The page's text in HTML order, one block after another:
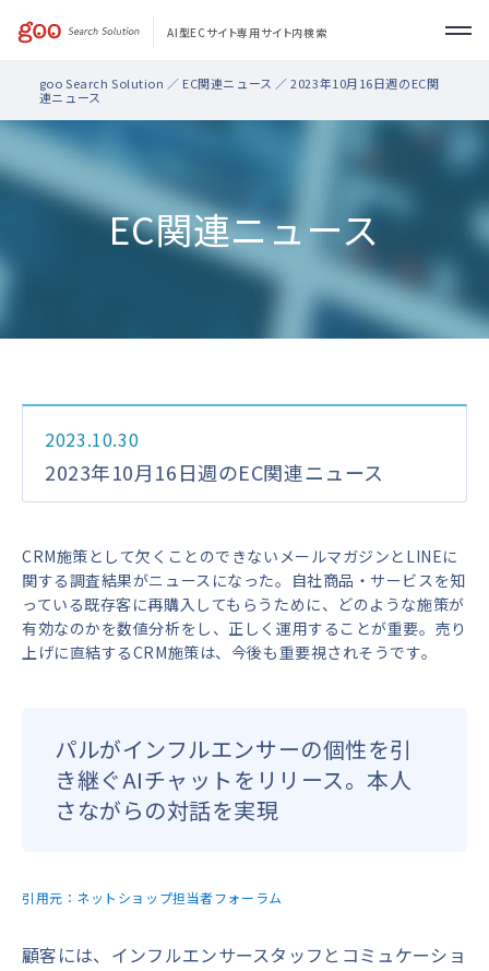
AI型ECサイト専用サイト内検索
製品・機能
サポート
お問い合わせ
goo Search Solution ／ EC関連ニュース ／ 2023年10月16日週のEC関
連ニュース
EC関連ニュース
2023.10.30
2023年10月16日週のEC関連ニュース
CRM施策として欠くことのできないメールマガジンとLINEに
関する調査結果がニュースになった。自社商品・サービスを知
っている既存客に再購入してもらうために、どのような施策が
有効なのかを数値分析をし、正しく運用することが重要。売り
上げに直結するCRM施策は、今後も重要視されそうです。
パルがインフルエンサーの個性を引
き継ぐAIチャットをリリース。本人
さながらの対話を実現
引用元： ネットショップ担当者フォーラム
顧客には、インフルエンサースタッフとコミュケーショ